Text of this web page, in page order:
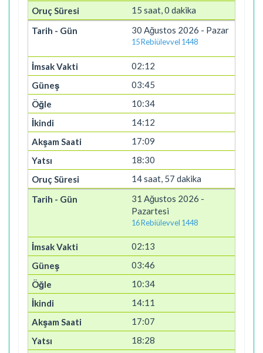
15 saat, 0 dakika
30 Ağustos 2026 - Pazar
15 Rebiülevvel 1448
02:12
03:45
10:34
14:12
17:09
18:30
14 saat, 57 dakika
31 Ağustos 2026 -
Pazartesi
16 Rebiülevvel 1448
02:13
03:46
10:34
14:11
17:07
18:28